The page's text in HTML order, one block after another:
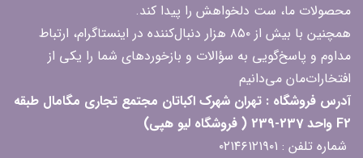
محصولات ما، ست دلخواهش را پیدا کند.
همچنین با بیش از ۸۵۰ هزار دنبال‌کننده در اینستاگرام، ارتباط
مداوم و پاسخ‌گویی به سؤالات و بازخوردهای شما را یکی از
افتخارات‌مان می‌دانیم
آدرس فروشگاه : تهران شهرک اکباتان مجتمع تجاری مگامال طبقه
F2 واحد 237-239 ( فروشگاه لیو هپی)
شماره تلفن : ۰۲۱۴۶۱۲۱۹۰۱